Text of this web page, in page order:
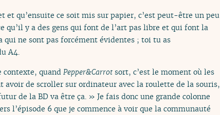
et qu’ensuite ce soit mis sur papier, c’est peut-être un peu
y a des gens qui font de l’art pas libre et qui font la
qui ne sont pas forcément évidentes ; toi tu as
A4.
contexte, quand Pepper&Carrot sort, c’est le moment où les
avoir de scroller sur ordinateur avec la roulette de la souris,
de la BD va être ça. » Je fais donc une grande colonne
l’épisode 6 que je commence à voir que la communauté